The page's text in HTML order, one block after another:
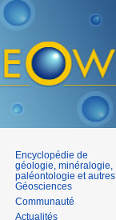
Encyclopédie de
géologie, minéralogie,
paléontologie et autres
Géosciences
Communauté
Actualités